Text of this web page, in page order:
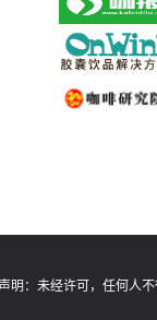
明： 未经许可，任何人